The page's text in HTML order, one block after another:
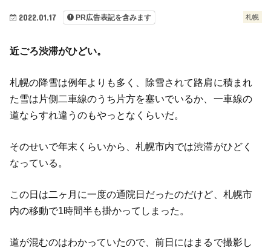
札幌
2022.01.17 PR広告表記を含みます
近ごろ渋滞がひどい。
札幌の降雪は例年よりも多く、除雪されて路肩に積まれ
た雪は片側二車線のうち片方を塞いでいるか、一車線の
道ならすれ違うのもやっとなくらいだ。
そのせいで年末くらいから、札幌市内では渋滞がひどく
なっている。
この日は二ヶ月に一度の通院日だったのだけど、札幌市
内の移動で1時間半も掛かってしまった。
道が混むのはわかっていたので、前日にはまるで撮影し